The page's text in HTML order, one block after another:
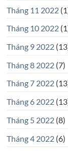
Tháng 11 2022
Tháng 10 2022
Tháng 9 2022
Tháng 8 2022(7)
Tháng 7 2022
Tháng 6 2022
Tháng 5 2022(8)
Tháng 4 2022(6)